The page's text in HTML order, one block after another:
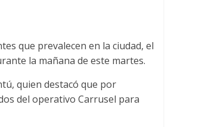
que prevalecen en la ciudad, el
la mañana de este martes.
quien destacó que por
del operativo Carrusel para